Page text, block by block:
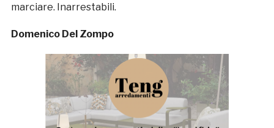
marciare. Inarrestabili.
Domenico Del Zompo